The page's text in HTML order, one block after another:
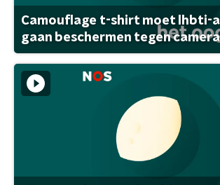
Camouflage t-shirt moet lhbti-
gaan beschermen tegen